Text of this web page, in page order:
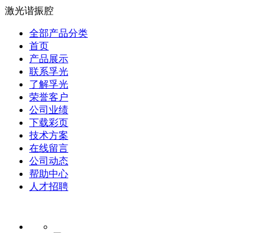
激光谐振腔
全部产品分类
首页
产品展示
联系孚光
了解孚光
荣誉客户
公司业绩
下载彩页
技术方案
在线留言
公司动态
帮助中心
人才招聘